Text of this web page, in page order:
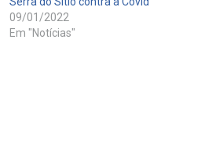
09/01/2022
Em "Notícias"